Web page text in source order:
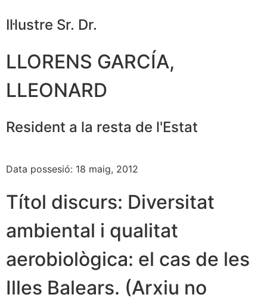
Il·lustre Sr. Dr.
LLORENS GARCÍA,
LLEONARD
Resident a la resta de l'Estat
Data possesió: 18 maig, 2012
Títol discurs: Diversitat
ambiental i qualitat
aerobiològica: el cas de les
Illes Balears. (Arxiu no